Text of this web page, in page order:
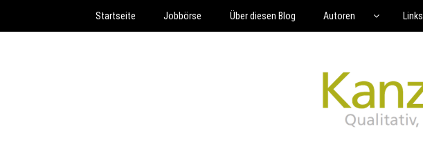
Startseite Jobbörse Über diesen Blog Autoren Links